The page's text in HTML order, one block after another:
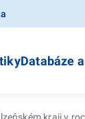
Databáze